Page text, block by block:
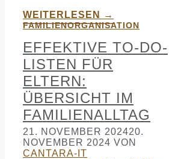
WEITERLESEN →
FAMILIENORGANISATION
EFFEKTIVE TO-DO-
LISTEN FÜR
ELTERN:
ÜBERSICHT IM
FAMILIENALLTAG
21. NOVEMBER 202420.
NOVEMBER 2024 VON
CANTARA-IT